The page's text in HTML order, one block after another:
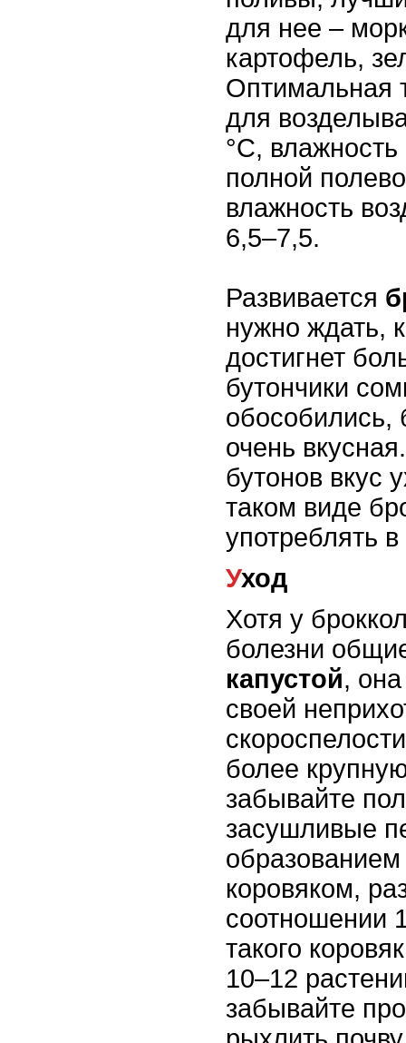
для нее –
картофель,
Оптимальная
для
°С,
полной
влажность
6,5–7,5.
Развивается
нужно ждать,
достигнет
бутончики
обособились,
очень
бутонов вкус
таком виде
употреблять
Уход
Хотя у
болезни
капустой,
своей
более
забывайте
засушливые
коровяком,
соотношении
такого
10–12
забывайте